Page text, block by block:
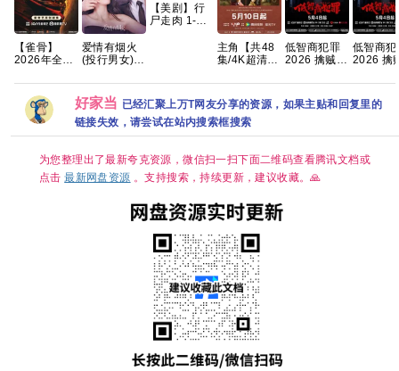
【雀骨】
2026年全网
集，1280P
国语中字，
艾米侯明昊
领衔，单集
300MB超清
爱情有烟火
(投行男女)
【美剧】行
尸走肉 1-11
主角【共48
集/4K超清
张艺谋监
制，王菲献
唱 夸克
低智商犯罪
2026 擒贼记
骁 田曦薇 王
传君 已更最
新 夸克
低智商犯
2026 擒
骁 田曦
传君 已更最
新 夸克
好家当 已经汇聚上万T网友分享的资源，如果主贴和回复里的
链接失效，请尝试在站内搜索框搜索
为您整理出了最新夸克资源，微信扫一扫下面二维码查看腾讯文档或
点击最新网盘资源 。支持搜索，持续更新，建议收藏。🙏